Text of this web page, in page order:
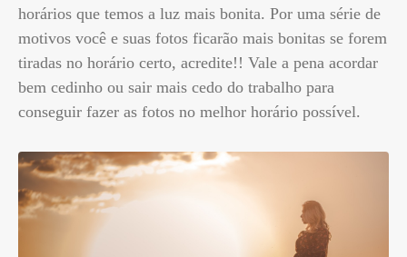
horários que temos a luz mais bonita. Por uma série de
motivos você e suas fotos ficarão mais bonitas se forem
tiradas no horário certo, acredite!! Vale a pena acordar
bem cedinho ou sair mais cedo do trabalho para
conseguir fazer as fotos no melhor horário possível.